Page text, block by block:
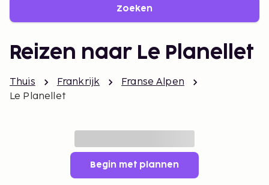
Zoeken
Reizen naar Le Planellet
Thuis Frankrijk
Franse Alpen
Le Planellet
Begin met plannen